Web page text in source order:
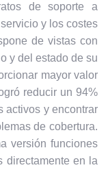
de soporte a
y los costes
de vistas con
y del estado de su
mayor valor
reducir un 94%
activos y encontrar
de cobertura.
versión funciones
directamente en la